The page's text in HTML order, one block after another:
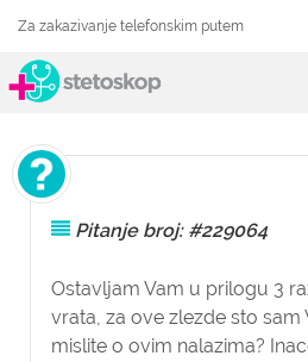
Za zakazivanje telefonskim putem
Pitanje broj: #229064
Ostavljam Vam u prilogu 3
vrata, za ove zlezde sto sam
mislite o ovim nalazima?